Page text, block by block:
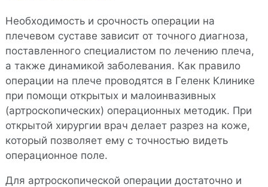
Необходимость и срочность операции на
плечевом суставе зависит от точного диагноза,
поставленного специалистом по лечению плеча,
а также динамикой заболевания. Как правило
операции на плече проводятся в Геленк Клинике
при помощи открытых и малоинвазивных
(артроскопических) операционных методик. При
открытой хирургии врач делает разрез на коже,
который позволяет ему с точностью видеть
операционное поле.
Для артроскопической операции достаточно и